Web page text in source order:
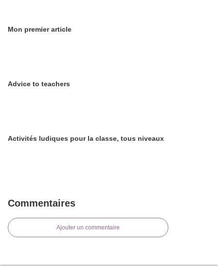
Mon premier article
Advice to teachers
Activités ludiques pour la classe, tous niveaux
Commentaires
Ajouter un commentaire